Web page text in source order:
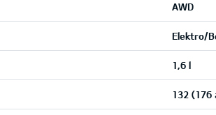
AWD
Elektro/
1,6 l
132 (176